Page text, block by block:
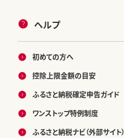
ヘルプ
初めての方へ
控除上限金額の目安
ふるさと納税確定申告ガイド
ワンストップ特例制度
ふるさと納税ナビ（外部サイト）